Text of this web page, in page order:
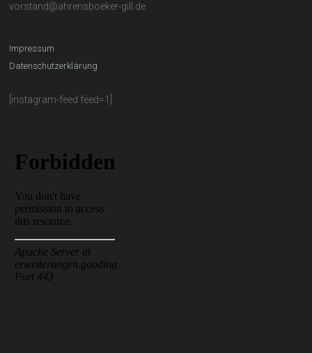
vorstand@ahrensboeker-gill.de
Impressum
Datenschutzerklärung
[instagram-feed feed=1]